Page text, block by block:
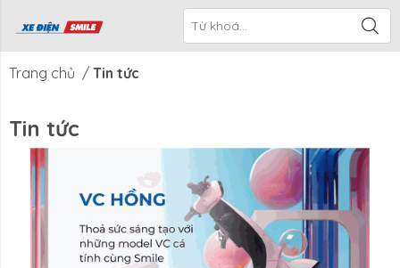
Xe Điện
Smile
CTKM Tháng Blog
Trang chủ / Tin tức
Tin tức